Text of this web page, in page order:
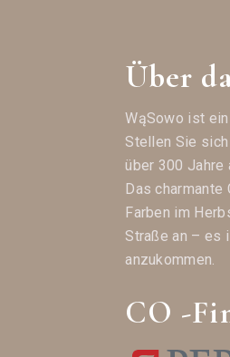
Über
WąSowo ist
Stellen Sie
über 300 Jahre
Das charmante
Farben im
Straße an – es
anzukommen.
CO -